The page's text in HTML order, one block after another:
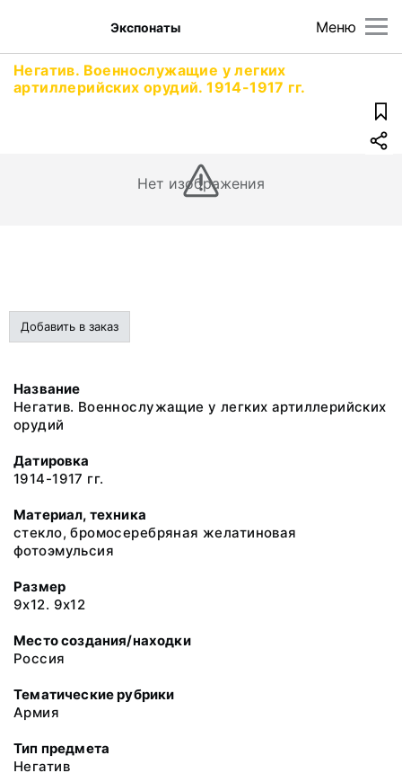
Меню
Экспонаты
Негатив. Военнослужащие у легких
артиллерийских орудий. 1914-1917 гг.
Нет изображения
Добавить в заказ
Название
Негатив. Военнослужащие у легких артиллерийских
орудий
Датировка
1914-1917 гг.
Материал, техника
стекло, бромосеребряная желатиновая
фотоэмульсия
Размер
9х12. 9х12
Место создания/находки
Россия
Тематические рубрики
Армия
Тип предмета
Негатив